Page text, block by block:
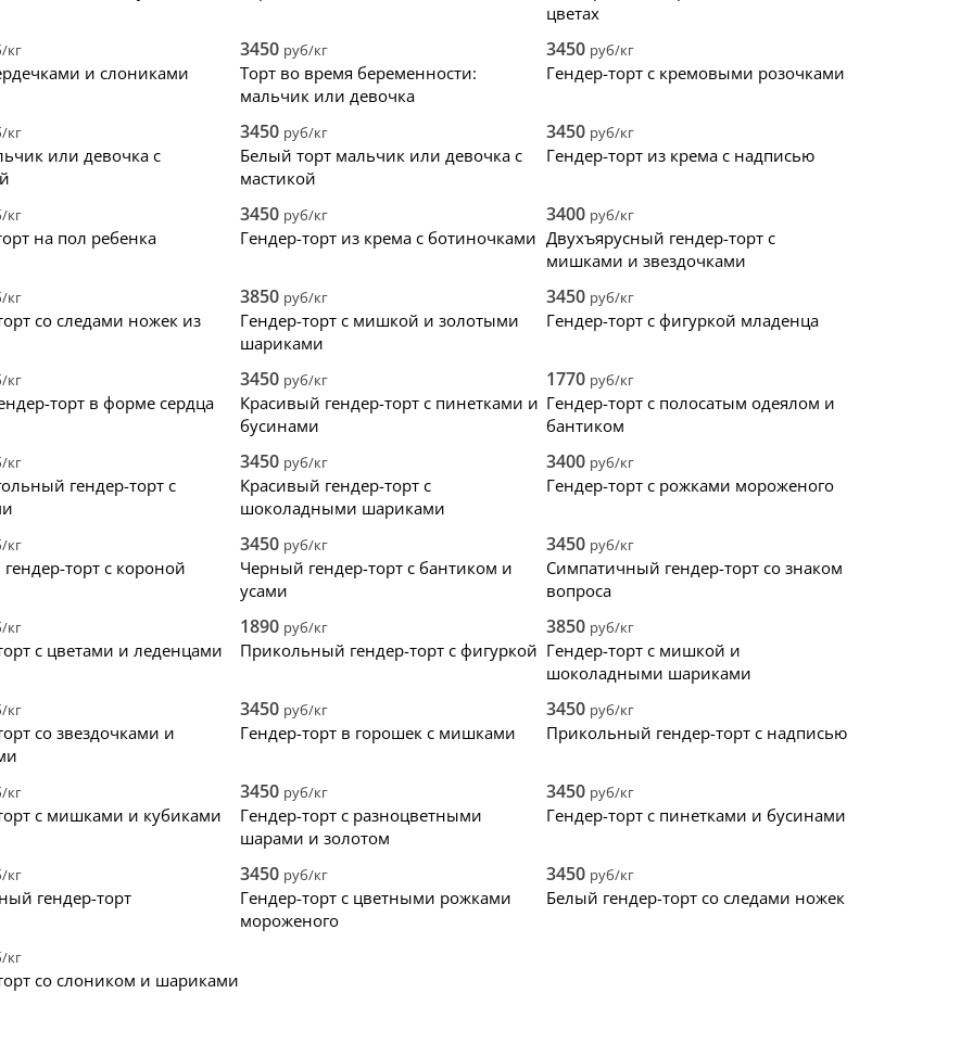
цветах
кг
и слониками
3450 руб/кг
Торт во время беременности:
мальчик или девочка
3450 руб/кг
Гендер-торт с кремовыми розочками
кг
или девочка с
3450 руб/кг
Белый торт мальчик или девочка с
мастикой
3450 руб/кг
Гендер-торт из крема с надписью
кг
на пол ребенка
3450 руб/кг
Гендер-торт из крема с ботиночками
3400 руб/кг
Двухъярусный гендер-торт с
мишками и звездочками
кг
со следами ножек из
3850 руб/кг
Гендер-торт с мишкой и золотыми
шариками
3450 руб/кг
Гендер-торт с фигуркой младенца
кг
торт в форме сердца
3450 руб/кг
Красивый гендер-торт с пинетками и
бусинами
1770 руб/кг
Гендер-торт с полосатым одеялом и
бантиком
кг
гендер-торт с
3450 руб/кг
Красивый гендер-торт с
шоколадными шариками
3400 руб/кг
Гендер-торт с рожками мороженого
кг
торт с короной
3450 руб/кг
Черный гендер-торт с бантиком и
усами
3450 руб/кг
Симпатичный гендер-торт со знаком
вопроса
кг
с цветами и леденцами
1890 руб/кг
Прикольный гендер-торт с фигуркой
3850 руб/кг
Гендер-торт с мишкой и
шоколадными шариками
кг
со звездочками и
3450 руб/кг
Гендер-торт в горошек с мишками
3450 руб/кг
Прикольный гендер-торт с надписью
кг
с мишками и кубиками
3450 руб/кг
Гендер-торт с разноцветными
шарами и золотом
3450 руб/кг
Гендер-торт с пинетками и бусинами
кг
гендер-торт
3450 руб/кг
Гендер-торт с цветными рожками
мороженого
3450 руб/кг
Белый гендер-торт со следами ножек
кг
со слоником и шариками